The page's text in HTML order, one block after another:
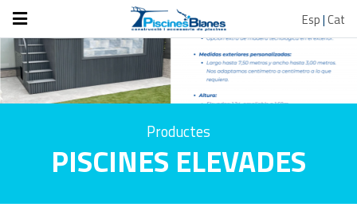
Esp|Cat
Productes
PISCINES ELEVADES